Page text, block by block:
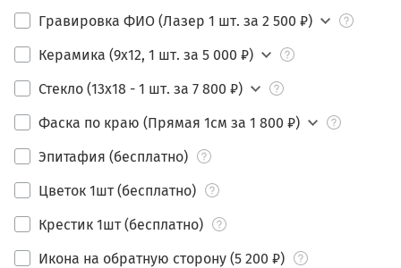
Гравировка ФИО (Лазер 1 шт. за 2 500 ₽)
Керамика (9х12, 1 шт. за 5 000 ₽)
Стекло (13х18 - 1 шт. за 7 800 ₽)
Фаска по краю (Прямая 1см за 1 800 ₽)
Эпитафия (бесплатно)
Цветок 1шт (бесплатно)
Крестик 1шт (бесплатно)
Икона на обратную сторону (5 200 ₽)